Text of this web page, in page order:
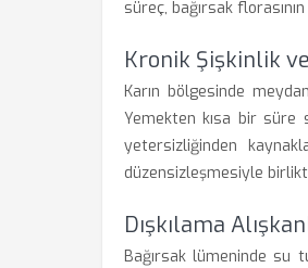
süreç, bağırsak
Kronik Şişkinlik ve
Karın bölgesinde
Yemekten kısa bir süre
yetersizliğinden
düzensizleşmesiyle
Dışkılama
Bağırsak lümeninde su